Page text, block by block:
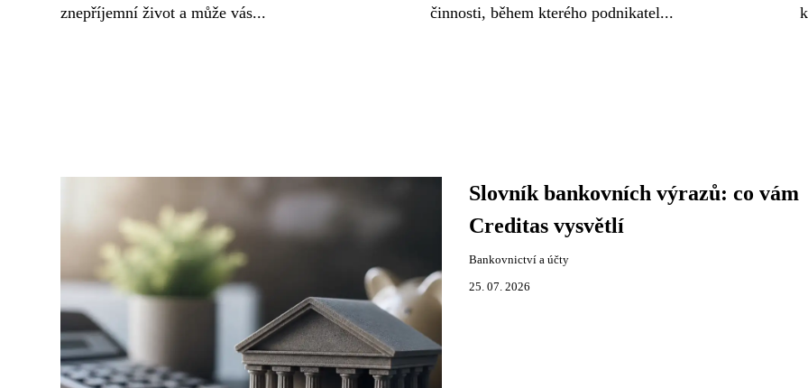
znepříjemní život a může vás...
činnosti, během kterého podnikatel...
Slovník bankovních výrazů: co vám
Creditas vysvětlí
Bankovnictví a účty
25. 07. 2026